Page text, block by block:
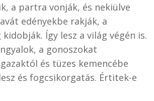
a partra vonják, és nekiülve
edényekbe rakják, a
Így lesz a világ végén is.
a gonoszokat
és tüzes kemencébe
és fogcsikorgatás. Értitek-e